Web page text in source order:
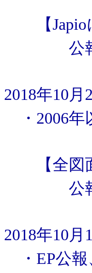
【Japio
公報発
2018年10月
・2006年
【全図面
公報発
2018年10月
・EP公報